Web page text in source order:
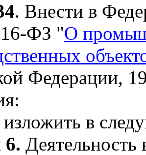
. Внести в
ФЗ "О
Федерации,
изложить в
6.